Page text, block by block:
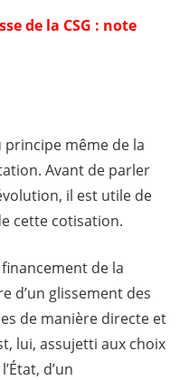
de la CSG : note
principe même de la
Avant de parler
il est utile de
cette cotisation.
financement de la
d’un glissement des
de manière directe et
lui, assujetti aux choix
d’un